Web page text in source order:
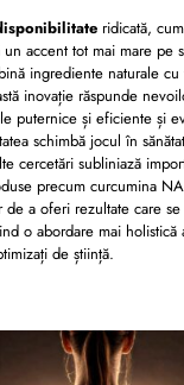
ridicată,
accent tot mai mare pe
ingrediente naturale cu
inovație răspunde
puternice și eficiente și
schimbă jocul în
cercetări subliniază
precum curcumina
de a oferi rezultate care
o abordare mai holistică
de știință.